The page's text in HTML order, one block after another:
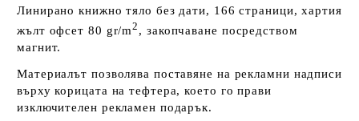
Линирано книжно тяло без дати, 166 страници, хартия
жълт офсет 80 gr/m2 , закопчаване посредством
магнит.
Материалът позволява поставяне на рекламни надписи
върху корицата на тефтера, което го прави
изключителен рекламен подарък.